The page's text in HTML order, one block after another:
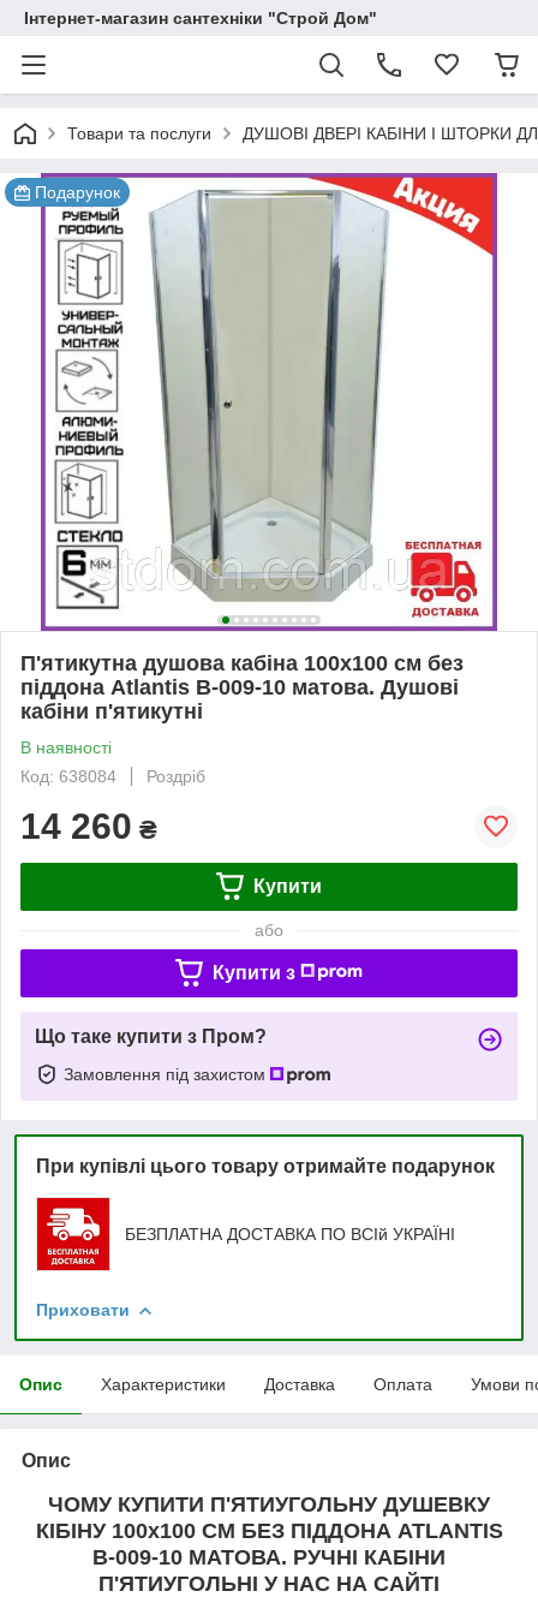
Інтернет-магазин сантехніки "Строй Дом"
Товари та послуги ДУШОВІ ДВЕРІ КАБІНИ І ШТОРКИ
Подарунок
П'ятикутна душова кабіна 100х100 см без
піддона Atlantis B-009-10 матова. Душові
кабіни п'ятикутні
В наявності
Код: 638084
Роздріб
14 260 ₴
Купити
або
Купити з
Що таке купити з Пром?
Замовлення під захистом
При купівлі цього товару отримайте подарунок
БЕЗПЛАТНА ДОСТАВКА ПО ВСІй УКРАЇНІ
Приховати
Опис Характеристики Доставка Оплата Умови
Опис
ЧОМУ КУПИТИ П'ЯТИУГОЛЬНУ ДУШЕВКУ
КІБІНУ 100х100 СМ БЕЗ ПІДДОНА ATLANTIS
B-009-10 МАТОВА. РУЧНІ КАБІНИ
П'ЯТИУГОЛЬНІ У НАС НА САЙТІ